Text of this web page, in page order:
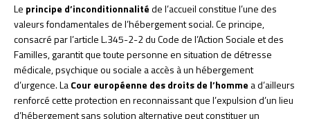
Le principe d’inconditionnalitéde l’accueil constitue l’une des
valeurs fondamentales de l’hébergement social. Ce principe,
consacré par l’article L.345-2-2 du Code de l’Action Sociale et des
Familles, garantit que toute personne en situation de détresse
médicale, psychique ou sociale a accès à un hébergement
d’urgence. LaCour européenne des droits de l’homme a d’ailleurs
renforcé cette protection en reconnaissant que l’expulsion d’un lieu
d’hébergement sans solution alternative peut constituer un